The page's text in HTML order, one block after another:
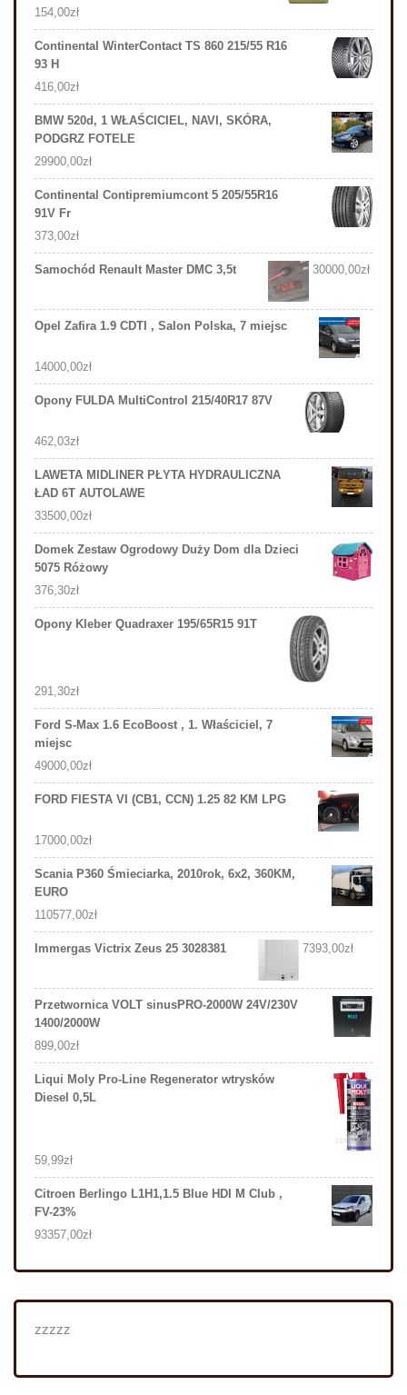
154,00zł
Continental WinterContact TS 860 215/55 R16
93 H
416,00zł
BMW 520d, 1 WŁAŚCICIEL, NAVI, SKÓRA,
PODGRZ FOTELE
29900,00zł
Continental Contipremiumcont 5 205/55R16
91V Fr
373,00zł
Samochód Renault Master DMC 3,5t 30000,00zł
Opel Zafira 1.9 CDTI , Salon Polska, 7 miejsc
14000,00zł
Opony FULDA MultiControl 215/40R17 87V
462,03zł
LAWETA MIDLINER PŁYTA HYDRAULICZNA
ŁAD 6T AUTOLAWE
33500,00zł
Domek Zestaw Ogrodowy Duży Dom dla Dzieci
5075 Różowy
376,30zł
Opony Kleber Quadraxer 195/65R15 91T
291,30zł
Ford S-Max 1.6 EcoBoost , 1. Właściciel, 7
miejsc
49000,00zł
FORD FIESTA VI (CB1, CCN) 1.25 82 KM LPG
17000,00zł
Scania P360 Śmieciarka, 2010rok, 6x2, 360KM,
EURO
110577,00zł
Immergas Victrix Zeus 25 3028381 7393,00zł
Przetwornica VOLT sinusPRO-2000W 24V/230V
1400/2000W
899,00zł
Liqui Moly Pro-Line Regenerator wtrysków
Diesel 0,5L
59,99zł
Citroen Berlingo L1H1,1.5 Blue HDI M Club ,
FV-23%
93357,00zł
zzzzz